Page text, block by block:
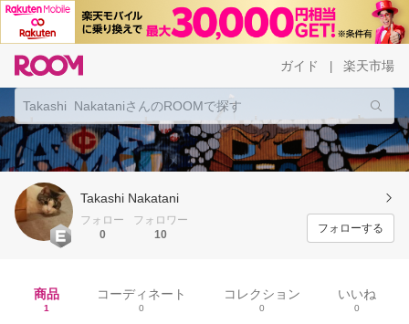
ガイド 楽天市場
Takashi Nakatani
フォロー
0
フォロワー
10
フォローする
商品
1
コーディネート
0
コレクション
0
いいね
0